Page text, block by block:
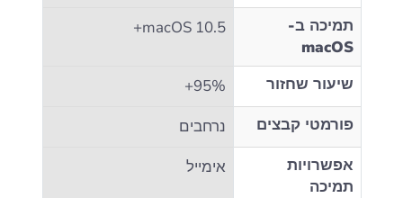
תמיכה ב-
macOS
macOS 10.5+
שיעור שחזור
95%+
פורמטי קבצים
נרחבים
אפשרויות
תמיכה
אימייל